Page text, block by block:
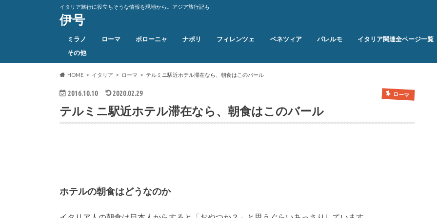
イタリア旅行に役立ちそうな情報を現地から。アジア旅行記も
伊号
ミラノ ローマ ボローニャ ナポリ フィレンツェ ベネツィア パレルモ イタリア関連全ページ一覧
その他
HOME イタリア ローマ テルミニ駅近ホテル滞在なら、朝食はこのバール
2016.10.10 2020.02.29 ローマ
テルミニ駅近ホテル滞在なら、朝食はこのバール
ホテルの朝食はどうなのか